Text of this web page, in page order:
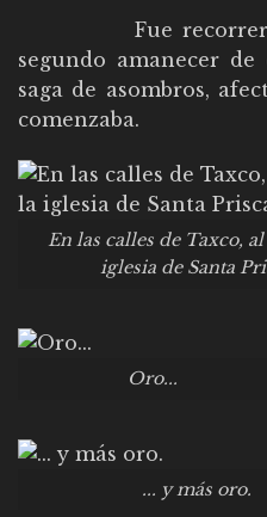
Fue recorrer
segundo amanecer
saga de asombros,
comenzaba.
En las calles de Taxco,
iglesia de Santa
Oro...
... y más oro.